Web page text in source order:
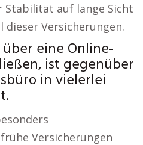
Stabilität auf lange Sicht
Versicherungen.
eine Online-
ist gegenüber
in vielerlei
Versicherungen